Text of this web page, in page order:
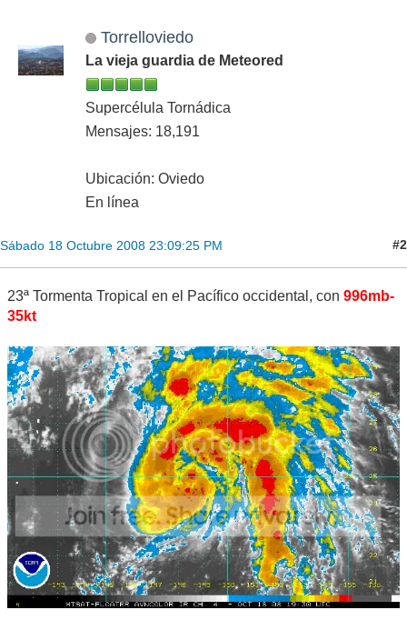
Torrelloviedo
La vieja guardia de Meteored
Supercélula Tornádica
Mensajes: 18,191
Ubicación: Oviedo
En línea
Sábado 18 Octubre 2008 23:09:25 PM #2
23ª Tormenta Tropical en el Pacífico occidental, con 996mb-
35kt